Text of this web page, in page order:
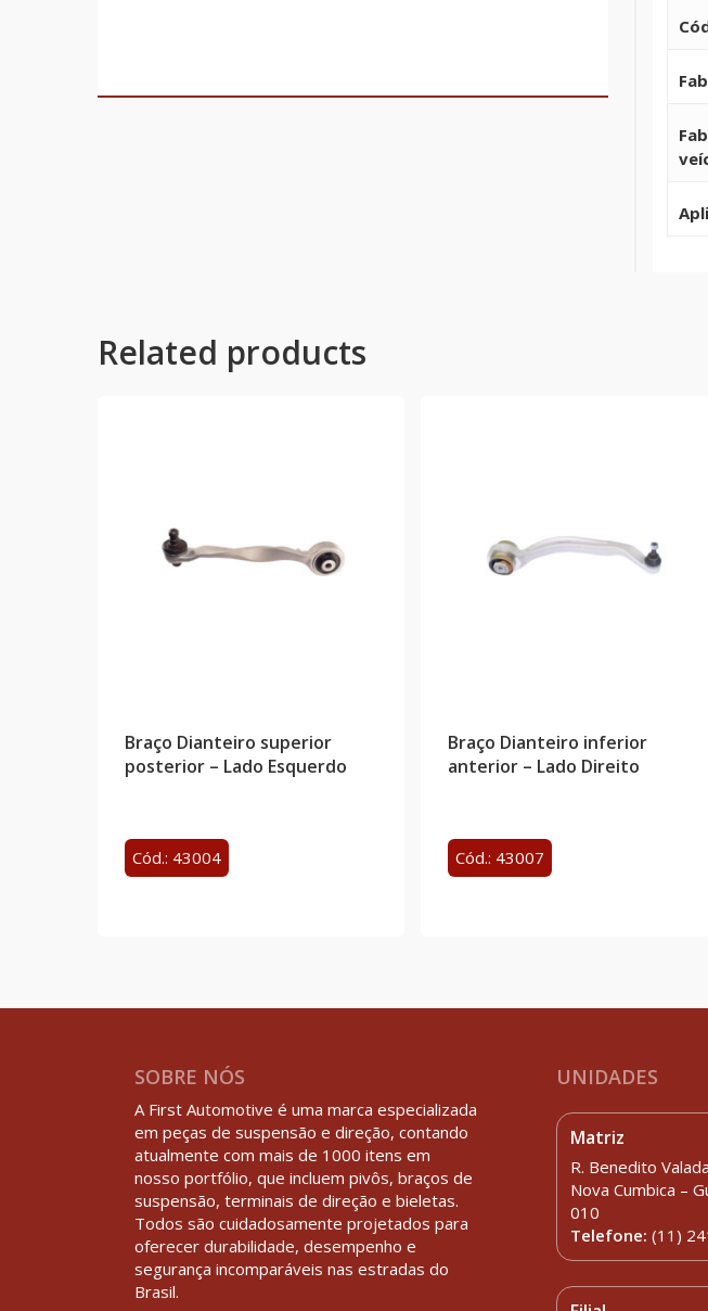
Related products
Braço Dianteiro superior
posterior – Lado Esquerdo
Cód.: 43004
Braço Dianteiro inferior
anterior – Lado Direito
Cód.: 43007
SOBRE NÓS
A First Automotive é uma marca especializada
em peças de suspensão e direção, contando
atualmente com mais de 1000 itens em
nosso portfólio, que incluem pivôs, braços de
suspensão, terminais de direção e bieletas.
Todos são cuidadosamente projetados para
oferecer durabilidade, desempenho e
segurança incomparáveis nas estradas do
Brasil.
UNIDADES
Matriz
R. Benedito
Nova Cumbica –
010
Telefone:(11)